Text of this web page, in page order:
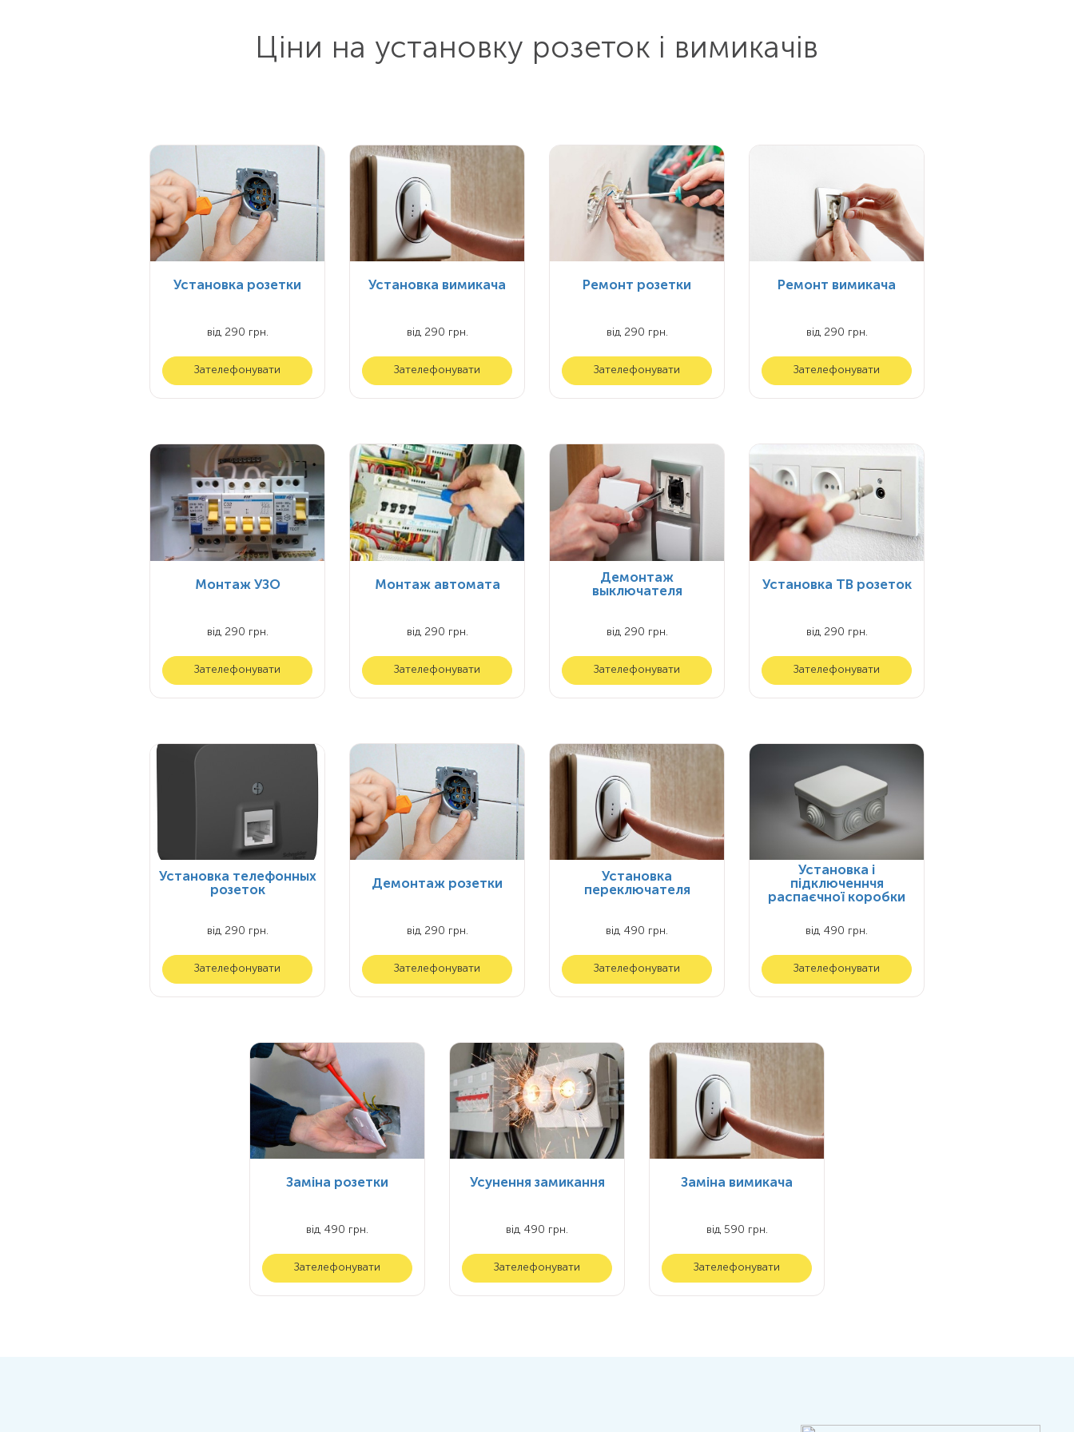
Ціни на установку розеток і вимикачів
Установка розетки
від 290 грн.
Зателефонувати
Установка вимикача
від 290 грн.
Зателефонувати
Ремонт розетки
від 290 грн.
Зателефонувати
Ремонт вимикача
від 290 грн.
Зателефонувати
Монтаж УЗО
від 290 грн.
Зателефонувати
Монтаж автомата
від 290 грн.
Зателефонувати
Демонтаж
выключателя
від 290 грн.
Зателефонувати
Установка ТВ розеток
від 290 грн.
Зателефонувати
Установка телефонных
розеток
від 290 грн.
Зателефонувати
Демонтаж розетки
від 290 грн.
Зателефонувати
Установка
переключателя
від 490 грн.
Зателефонувати
Установка і
підключеннчя
распаєчної коробки
від 490 грн.
Зателефонувати
Заміна розетки
від 490 грн.
Зателефонувати
Усунення замикання
від 490 грн.
Зателефонувати
Заміна вимикача
від 590 грн.
Зателефонувати